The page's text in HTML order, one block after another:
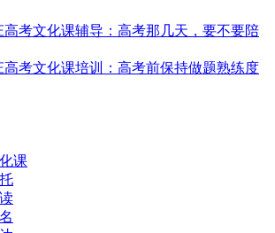
高考文化课辅导：高考那几天，要不要陪
高考文化课培训：高考前保持做题熟练度
课